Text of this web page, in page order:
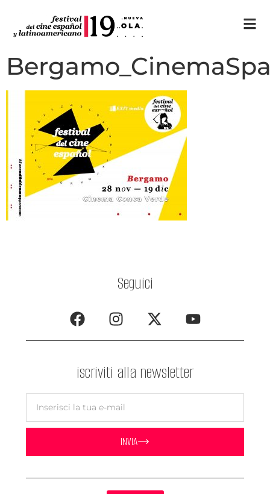
Seguici
iscriviti alla newsletter
INVIA